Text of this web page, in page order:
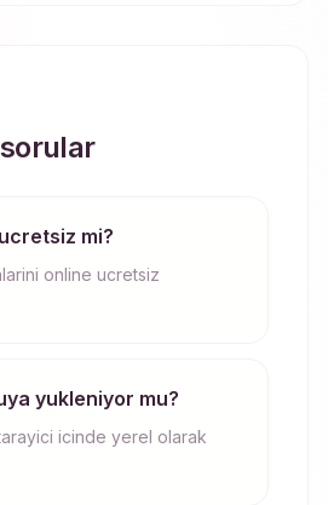
mi?
online ucretsiz
yukleniyor mu?
icinde yerel olarak